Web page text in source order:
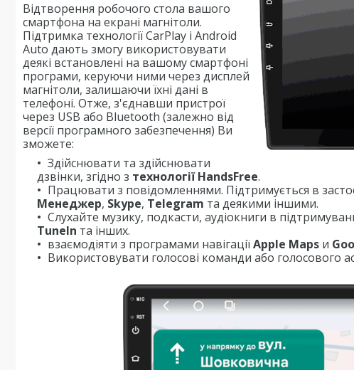
Відтворення робочого стола вашого
смартфона на екрані магнітоли.
Підтримка технології CarPlay і Android
Auto дають змогу використовувати
деякі встановлені на вашому смартфоні
програми, керуючи ними через дисплей
магнітоли, залишаючи їхні дані в
телефоні. Отже, з'єднавши пристрої
через USB або Bluetooth (залежно від
версії програмного забезпечення) Ви
зможете:
Здійснювати та здійснювати
дзвінки, згідно з технології HandsFree.
Працювати з повідомленнями. Підтримується в
Менеджер, Skype, Telegram та деякими іншими.
Слухайте музику, подкасти, аудіокниги в
TuneIn та інших.
взаємодіяти з програмами навігаціїApple Maps и
Використовувати голосові команди або голосового